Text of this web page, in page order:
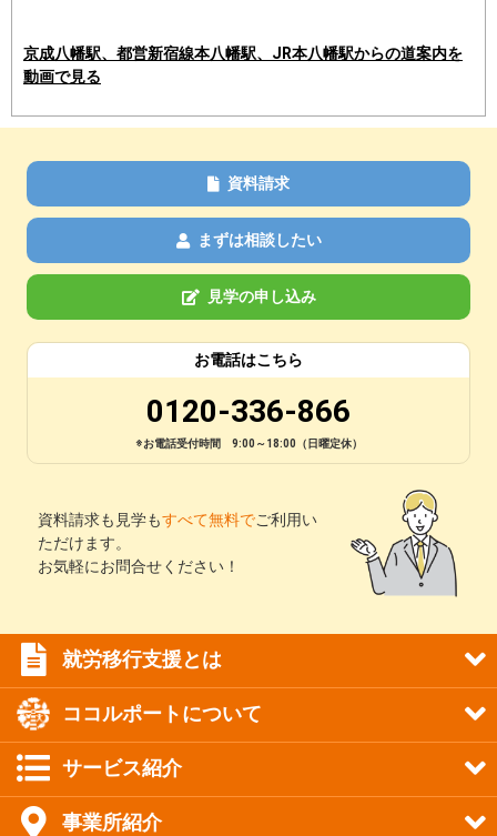
京成八幡駅、都営新宿線本八幡駅、JR本八幡駅からの道案内を
動画で見る
資料請求
まずは相談したい
見学の申し込み
お電話はこちら
0120-336-866
※お電話受付時間 9:00～18:00（日曜定休）
資料請求も見学もすべて無料でご利用い
ただけます。
お気軽にお問合せください！
就労移行支援とは
ココルポートについて
サービス紹介
事業所紹介